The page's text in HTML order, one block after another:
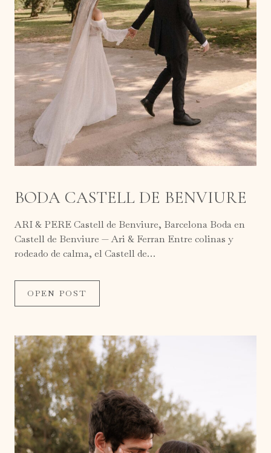
BODA CASTELL DE BENVIURE
ARI & PERE Castell de Benviure, Barcelona Boda en
Castell de Benviure — Ari & Ferran Entre colinas y
rodeado de calma, el Castell de…
OPEN POST